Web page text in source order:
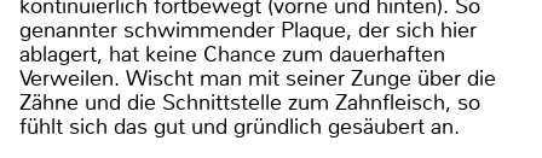
genannter schwimmender Plaque, der sich hier
ablagert, hat keine Chance zum dauerhaften
Verweilen. Wischt man mit seiner Zunge über die
Zähne und die Schnittstelle zum Zahnfleisch, so
fühlt sich das gut und gründlich gesäubert an.